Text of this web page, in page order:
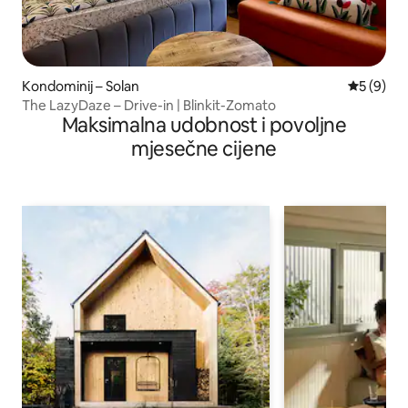
Kondominij – Solan
5 (9)
The LazyDaze – Drive-in | Blinkit-Zomato
Maksimalna udobnost i povoljne
mjesečne cijene